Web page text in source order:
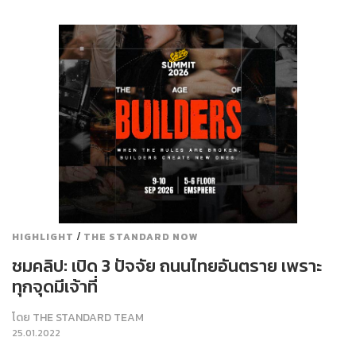
HIGHLIGHT / THE STANDARD NOW
ชมคลิป: เปิด 3 ปัจจัย ถนนไทยอันตราย เพราะ
ทุกจุดมีเจ้าที่
โดย THE STANDARD TEAM
25.01.2022